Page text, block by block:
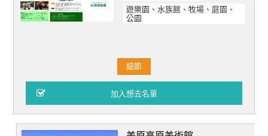
遊樂園、水族館、牧場、庭園、
公園
細節